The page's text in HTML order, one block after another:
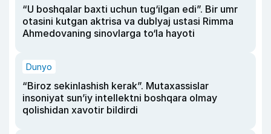
“U boshqalar baxti uchun tug‘ilgan edi”. Bir umr
otasini kutgan aktrisa va dublyaj ustasi Rimma
Ahmedovaning sinovlarga to‘la hayoti
Dunyo
“Biroz sekinlashish kerak”. Mutaxassislar
insoniyat sun’iy intellektni boshqara olmay
qolishidan xavotir bildirdi